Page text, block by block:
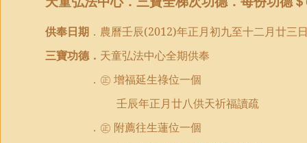
供奉日期 ．農曆壬辰(2012)年正月初九至十二月廿三
三寶功德． 天童弘法中心全期供奉
．㊣ 增福延生祿位一個
壬辰年正月廿八供天祈福讀疏
．㊣ 附薦往生蓮位一個